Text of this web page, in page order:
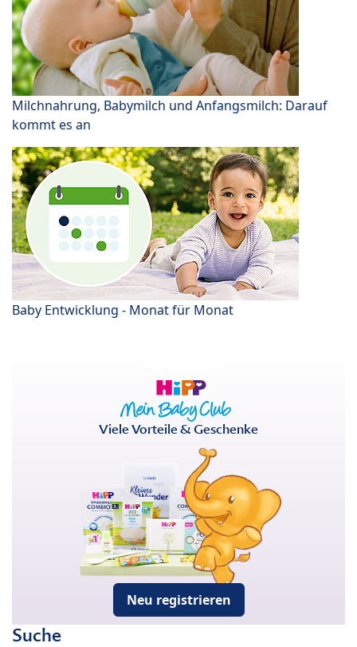
Milchnahrung, Babymilch und Anfangsmilch: Darauf
kommt es an
Baby Entwicklung - Monat für Monat
Viele Vorteile & Geschenke
Neu registrieren
Suche